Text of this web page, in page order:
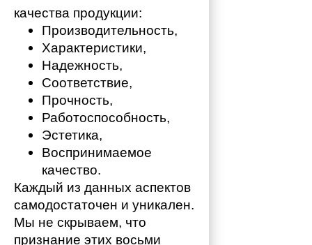
качества продукции:
Производительность,
Характеристики,
Надежность,
Соответствие,
Прочность,
Работоспособность,
Эстетика,
Воспринимаемое
качество.
Каждый из данных аспектов
самодостаточен и уникален.
Мы не скрываем, что
признание этих восьми